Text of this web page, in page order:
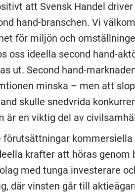
att Svensk Handel
hand-branschen. Vi
för miljön och
oss ideella second hand-
ut. Second hand-
minska – men att
skulle snedvrida
är en viktig del av
förutsättningar
krafter att höras genom
med tunga investerare
där vinsten går till